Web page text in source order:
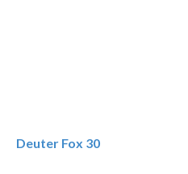
Deuter Fox 30